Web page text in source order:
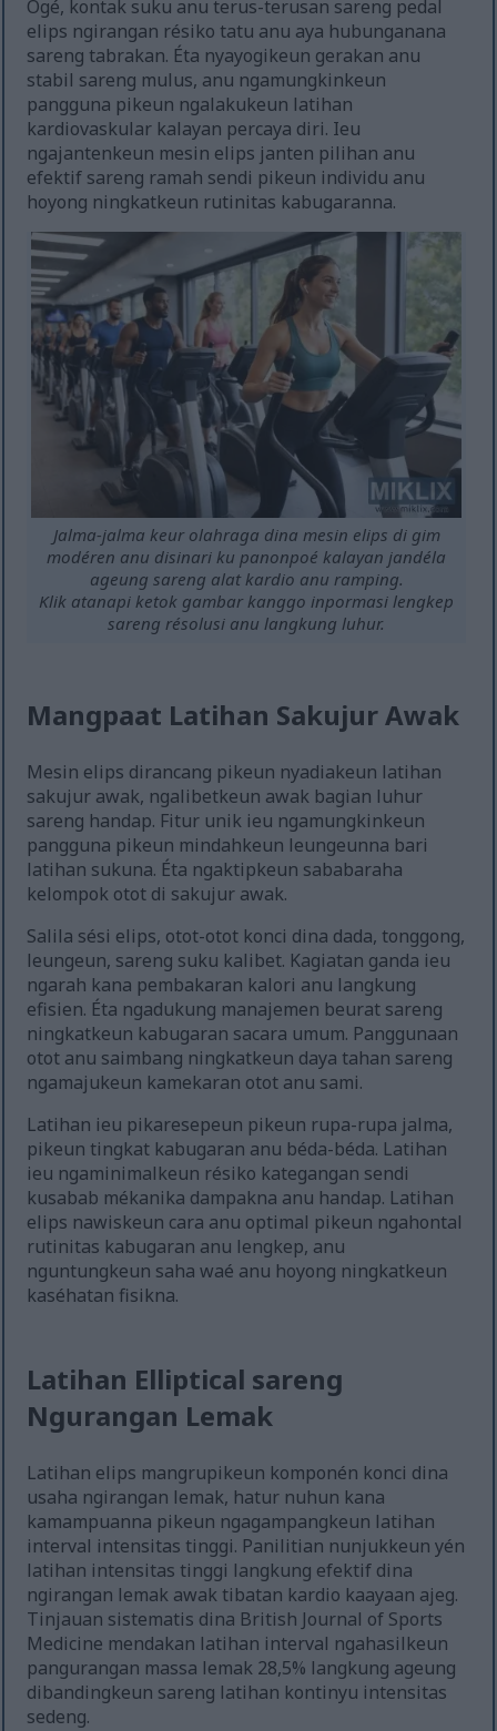
Ogé, kontak suku anu terus-terusan sareng pedal
elips ngirangan résiko tatu anu aya hubunganana
sareng tabrakan. Éta nyayogikeun gerakan anu
stabil sareng mulus, anu ngamungkinkeun
pangguna pikeun ngalakukeun latihan
kardiovaskular kalayan percaya diri. Ieu
ngajantenkeun mesin elips janten pilihan anu
efektif sareng ramah sendi pikeun individu anu
hoyong ningkatkeun rutinitas kabugaranna.
Jalma-jalma keur olahraga dina mesin elips di gim
modéren anu disinari ku panonpoé kalayan jandéla
ageung sareng alat kardio anu ramping.
Klik atanapi ketok gambar kanggo inpormasi lengkep
sareng résolusi anu langkung luhur.
Mangpaat Latihan Sakujur Awak
Mesin elips dirancang pikeun nyadiakeun latihan
sakujur awak, ngalibetkeun awak bagian luhur
sareng handap. Fitur unik ieu ngamungkinkeun
pangguna pikeun mindahkeun leungeunna bari
latihan sukuna. Éta ngaktipkeun sababaraha
kelompok otot di sakujur awak.
Salila sési elips, otot-otot konci dina dada, tonggong,
leungeun, sareng suku kalibet. Kagiatan ganda ieu
ngarah kana pembakaran kalori anu langkung
efisien. Éta ngadukung manajemen beurat sareng
ningkatkeun kabugaran sacara umum. Panggunaan
otot anu saimbang ningkatkeun daya tahan sareng
ngamajukeun kamekaran otot anu sami.
Latihan ieu pikaresepeun pikeun rupa-rupa jalma,
pikeun tingkat kabugaran anu béda-béda. Latihan
ieu ngaminimalkeun résiko kategangan sendi
kusabab mékanika dampakna anu handap. Latihan
elips nawiskeun cara anu optimal pikeun ngahontal
rutinitas kabugaran anu lengkep, anu
nguntungkeun saha waé anu hoyong ningkatkeun
kaséhatan fisikna.
Latihan Elliptical sareng
Ngurangan Lemak
Latihan elips mangrupikeun komponén konci dina
usaha ngirangan lemak, hatur nuhun kana
kamampuanna pikeun ngagampangkeun latihan
interval intensitas tinggi. Panilitian nunjukkeun yén
latihan intensitas tinggi langkung efektif dina
ngirangan lemak awak tibatan kardio kaayaan ajeg.
Tinjauan sistematis dina British Journal of Sports
Medicine mendakan latihan interval ngahasilkeun
pangurangan massa lemak 28,5% langkung ageung
dibandingkeun sareng latihan kontinyu intensitas
sedeng.